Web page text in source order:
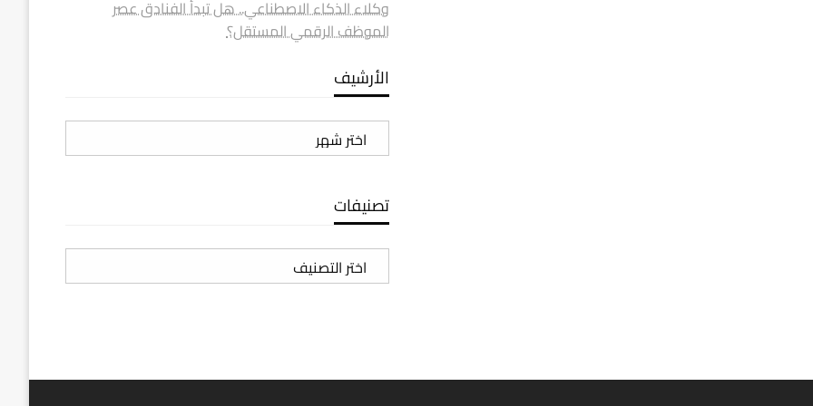
وكلاء الذكاء الاصطناعي.. هل تبدأ الفنادق عصر
الموظف الرقمي المستقل؟
الأرشيف
الأرشيف
تصنيفات
تصنيفات